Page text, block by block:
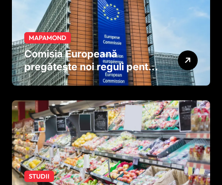
MAPAMOND
Comisia Europeană
pregătește noi reguli pentru
tutun și țigările electronice
STUDII